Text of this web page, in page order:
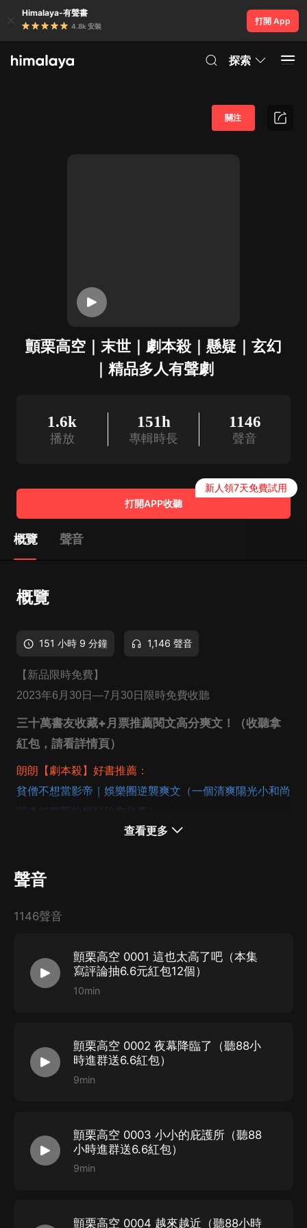
Himalaya-有聲書
4.8k 安裝
打開 App
探索
顫栗高空｜末世｜劇本殺｜懸疑｜玄幻
｜精品多人有聲劇
關注
1.6k
播放
151h
專輯時長
1146
聲音
打開APP收聽
新人領7天免費試用
概覽 聲音
概覽
151 小時 9 分鐘 1,146 聲音
【新品限時免費】
2023年6月30日—7月30日限時免費收聽
三十萬書友收藏+月票推薦閱文高分爽文！（收聽拿
紅包，請看詳情頁）
朗朗【劇本殺】好書推薦：
貧僧不想當影帝｜娛樂圈逆襲爽文（一個清爽陽光小和尚
闖進娛樂圈的輕鬆治愈故事）
朗朗【懸疑】好書推薦：
懸疑大咖週浩暉強烈推薦！）
你的每一次推敲！）
【作者】
閱文資深作者 奧比椰（書友口中的老魔！）
夏 天…………男主李騰
苦 崖…………眼鏡男黃訊，死神系統，薑權等
桐言無際…………兔子少女柳茵，鐘醫生，範文蝶等
辰 兮…………少女黛西，羅碧嬌，劉詩娜等
司矛阿姆…………老婦，夏芷卉，李騰姑姑等
查看更多
聲音
1146聲音
顫栗高空 0001 這也太高了吧（本集
寫評論抽6.6元紅包12個）
10min
顫栗高空 0002 夜幕降臨了（聽88小
時進群送6.6紅包）
9min
顫栗高空 0003 小小的庇護所（聽88
小時進群送6.6紅包）
9min
顫栗高空 0004 越來越近（聽88小時